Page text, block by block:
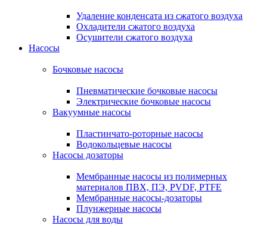
Удаление конденсата из сжатого воздуха
Охладители сжатого воздуха
Осушители сжатого воздуха
Насосы
Бочковые насосы
Пневматические бочковые насосы
Электрические бочковые насосы
Вакуумные насосы
Пластинчато-роторные насосы
Водокольцевые насосы
Насосы дозаторы
Мембранные насосы из полимерных
материалов ПВХ, ПЭ, PVDF, PTFE
Мембранные насосы-дозаторы
Плунжерные насосы
Насосы для воды